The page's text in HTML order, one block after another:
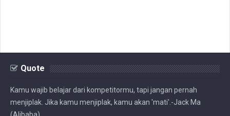
Quote
Kamu wajib belajar dari kompetitormu, tapi jangan pernah
menjiplak. Jika kamu menjiplak, kamu akan 'mati'.-Jack Ma